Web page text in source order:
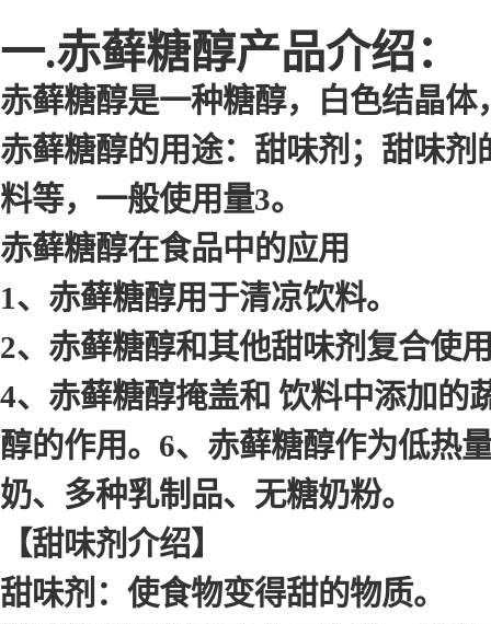
一.赤藓糖醇产品介绍：
赤藓糖醇是一种糖醇，白色结晶
赤藓糖醇的用途：甜味剂；甜味
料等，一般使用量3。
赤藓糖醇在食品中的应用
1、赤藓糖醇用于清凉饮料。
2、赤藓糖醇和其他甜味剂复合使
4、赤藓糖醇掩盖和 饮料中添加的
醇的作用。6、赤藓糖醇作为低热
奶、多种乳制品、无糖奶粉。
【甜味剂介绍】
甜味剂：使食物变得甜的物质。